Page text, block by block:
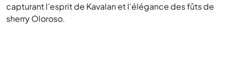
capturant l’esprit de Kavalan et l’élégance des fûts de
sherry Oloroso.